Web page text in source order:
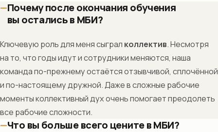
Почему после окончания обучения
вы остались в МБИ?
Ключевую роль для меня сыграл коллектив. Несмотря
на то, что годы идут и сотрудники меняются, наша
команда по-прежнему остаётся отзывчивой, сплочённой
и по-настоящему дружной. Даже в сложные рабочие
моменты коллективный дух очень помогает преодолеть
все рабочие сложности.
Что вы больше всего цените в МБИ?